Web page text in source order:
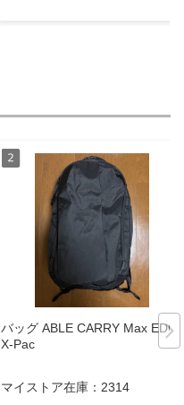
バッグ ABLE CARRY Max EDC
X-Pac
マイストア在庫： 2314